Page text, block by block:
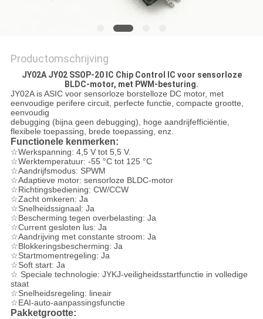
Productomschrijving
JY02A JY02 SSOP-20 IC Chip Control IC voor sensorloze
BLDC-motor, met PWM-besturing.
JY02A is ASIC voor sensorloze borstelloze DC motor, met
eenvoudige perifere circuit, perfecte functie, compacte grootte,
eenvoudig
debugging (bijna geen debugging), hoge aandrijfefficiëntie,
flexibele toepassing, brede toepassing, enz.
Functionele kenmerken:
☆Werkspanning: 4,5 V tot 5,5 V.
☆Werktemperatuur: -55 °C tot 125 °C
☆Aandrijfsmodus: SPWM
☆Adaptieve motor: sensorloze BLDC-motor
☆Richtingsbediening: CW/CCW
☆Zacht omkeren: Ja
☆Snelheidssignaal: Ja
☆Bescherming tegen overbelasting: Ja
☆Current gesloten lus: Ja
☆Aandrijving met constante stroom: Ja
☆Blokkeringsbescherming: Ja
☆Startmomentregeling: Ja
☆Soft start: Ja
☆ Speciale technologie: JYKJ-veiligheidsstartfunctie in volledige
staat
☆Snelheidsregeling: lineair
☆EAI-auto-aanpassingsfunctie
Pakketgrootte: